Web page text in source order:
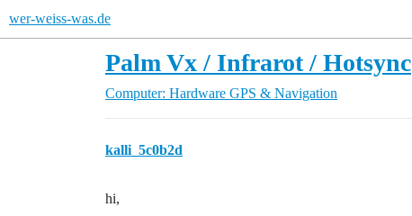
wer-weiss-was.de
Palm Vx / Infrarot / Hotsync
Computer: Hardware GPS & Navigation
kalli_5c0b2d
hi,